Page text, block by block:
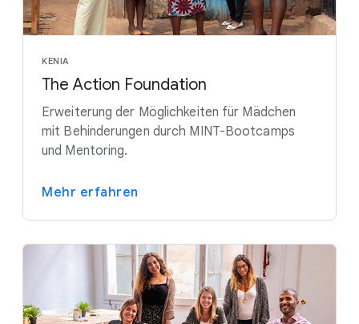
KENIA
The Action Foundation
Erweiterung der Möglichkeiten für Mädchen
mit Behinderungen durch MINT-Bootcamps
und Mentoring.
Mehr erfahren